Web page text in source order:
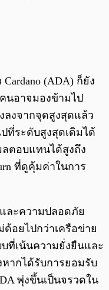
(ADA) ก็ยัง
นอาจมองข้ามไป
ลงจากจุดสูงสุดแล้ว
ที่ระดับสูงสุดเดิมได้
ตอบแทนได้สูงถึง
ที่ดูคุ้มค่าในการ
ละความปลอดภัย
ด้อยไปกว่าเครือข่าย
ที่เน้นความยั่งยืนและ
ากได้รับการยอมรับ
พุ่งขึ้นเป็นจรวดใน